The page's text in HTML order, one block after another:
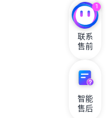
1
联系
售前
智能
售后